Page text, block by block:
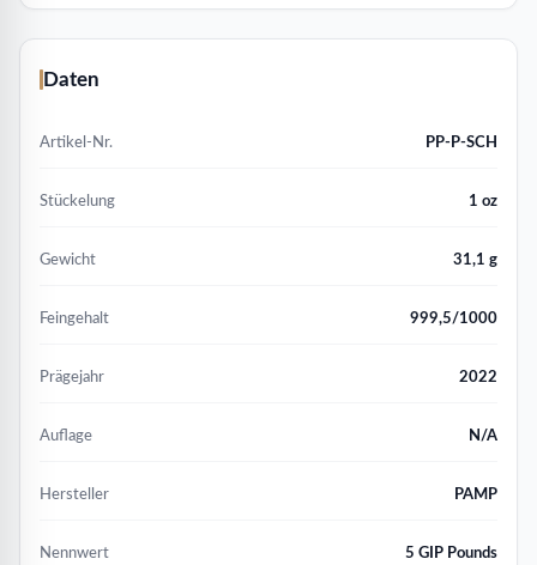
Daten
Artikel-Nr. PP-P-SCH
Stückelung 1 oz
Gewicht 31,1 g
Feingehalt 999,5/1000
Prägejahr 2022
Auflage N/A
Hersteller PAMP
Nennwert 5 GIP Pounds